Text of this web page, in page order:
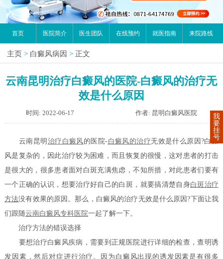
首页 医院简介 医生团队 在线预约 就医指南 来院路线
主页 > 白癜风病因 > 正文
云南昆明治疗白癜风的医院-白癜风的治疗无
效是什么原因
时间: 2022-06-17 作者: 昆明白癜风医院
云南昆明 治疗白癜风的医院-白癜风的治疗无效是什么原因?白癜
风是复杂的，因此治疗较为困难，而且恢复的很慢，这对患者的打击
是很大的，很多患者面对白斑充满焦虑，不知所措，对此患者们要有
一个正确的认识，想要治疗好自己的白斑，就要搞清楚自身白斑治疗
方法没有效果的原因。那么，白癜风的治疗无效是什么原因?下面让我
们跟随云南白癜风专科医院一起了解一下。
治疗方法的错误选择
要想治疗白癜风疾病，需要到正规医院进行详细的检查，查明诱
发因素，然后对症进行治疗。因为白癜风出现的诱发因素是有很多
我
要
挂
号